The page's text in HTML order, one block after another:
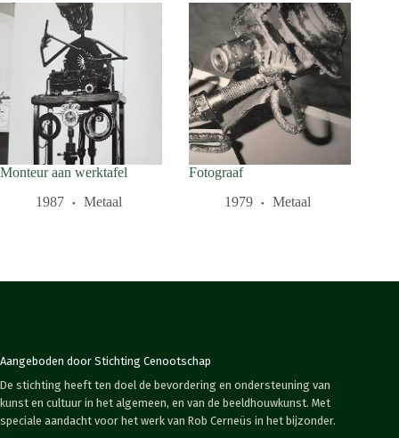
Monteur aan werktafel
1987
Metaal
Fotograaf
1979
Metaal
Aangeboden door Stichting Cenootschap
De stichting heeft ten doel de bevordering en ondersteuning van
kunst en cultuur in het algemeen, en van de beeldhouwkunst. Met
speciale aandacht voor het werk van Rob Cerneüs in het bijzonder.